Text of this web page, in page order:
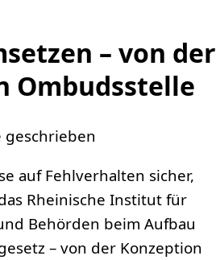
– von der
Ombudsstelle
auf Fehlverhalten sicher,
Rheinische Institut für
Behörden beim Aufbau
– von der Konzeption